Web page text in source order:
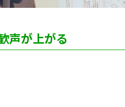
声が上がる